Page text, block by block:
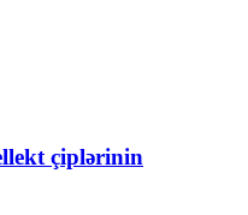
çiplərinin